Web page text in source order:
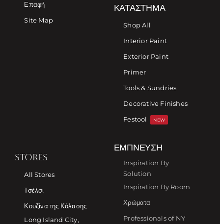
Επαφή
Site Map
ΚΑΤΆΣΤΗΜΑ
Shop All
Interior Paint
Exterior Paint
Primer
Tools & Sundries
Decorative Finishes
Festool
NEW
STORES
All Stores
Τσέλσι
Κουζίνα της Κόλασης
Long Island City,
ΈΜΠΝΕΥΣΗ
Inspiration By
Solution
Inspiration By Room
Χρώματα
Professionals of NY